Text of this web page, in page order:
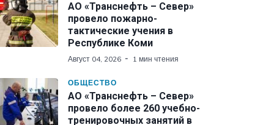
АО «Транснефть – Север»
провело пожарно-
тактические учения в
Республике Коми
Август 04, 2026 1 мин чтения
ОБЩЕСТВО
АО «Транснефть – Север»
провело более 260 учебно-
тренировочных занятий в